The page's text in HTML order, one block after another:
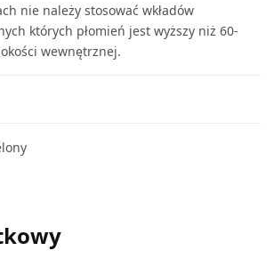
nie należy stosować wkładów
których płomień jest wyższy niż 60-
wewnętrznej.